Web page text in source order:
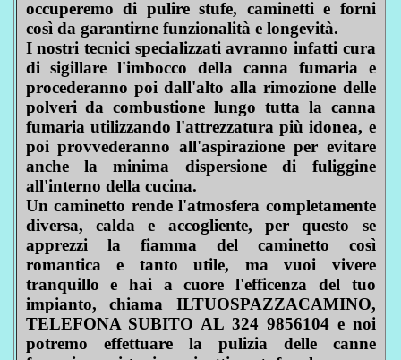
occuperemo di pulire stufe, caminetti e forni
così da garantirne funzionalità e longevità.
I nostri tecnici specializzati avranno infatti cura
di sigillare l'imbocco della canna fumaria e
procederanno poi dall'alto alla rimozione delle
polveri da combustione lungo tutta la canna
fumaria utilizzando l'attrezzatura più idonea, e
poi provvederanno all'aspirazione per evitare
anche la minima dispersione di fuliggine
all'interno della cucina.
Un caminetto rende l'atmosfera completamente
diversa, calda e accogliente, per questo se
apprezzi la fiamma del caminetto così
romantica e tanto utile, ma vuoi vivere
tranquillo e hai a cuore l'efficenza del tuo
impianto, chiama ILTUOSPAZZACAMINO,
TELEFONA SUBITO AL 324 9856104 e noi
potremo effettuare la pulizia delle canne